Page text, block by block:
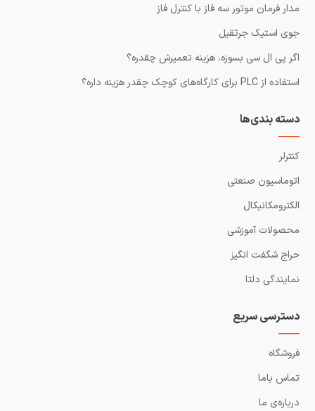
مدار فرمان موتور سه فاز با کنترل فاز
جوی استیک جرثقیل
اگر پی ال سی بسوزه، هزینه تعمیرش چقدره؟
استفاده از PLC برای کارگاه‌های کوچک چقدر هزینه داره؟
دسته بندی‌ها
کنترلر
اتوماسیون صنعتی
الکترومکانیکال
محصولات آموزشی
حراج شگفت انگیز
نمایندگی دلتا
دسترسی سریع
فروشگاه
تماس باما
درباره‌ی ما